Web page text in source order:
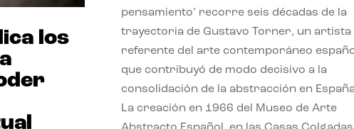
los
pensamiento’ recorre seis décadas de la
trayectoria de Gustavo Torner, un artista
referente del arte contemporáneo
que contribuyó de modo decisivo a la
consolidación de la abstracción en
La creación en 1966 del Museo de Arte